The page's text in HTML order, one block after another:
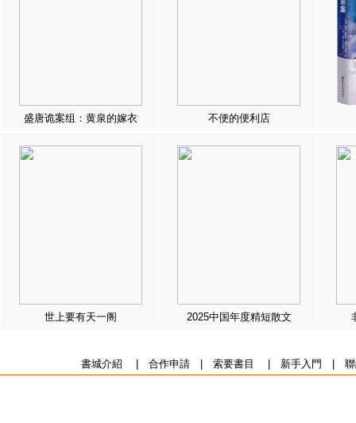
盛唐诡案组：黄泉的嫁衣 不便的便利店
世上要有天一阁 2025中国年度精短散文
書城介紹 合作申請| 索要書目 新手入門